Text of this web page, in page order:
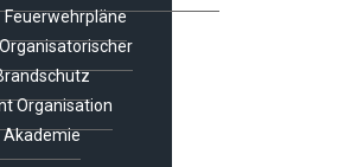
Feuerwehrpläne
Organisation
Akademie